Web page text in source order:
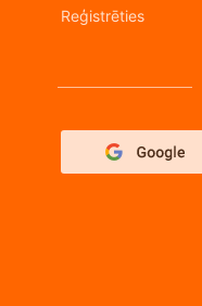
Reģistrēties